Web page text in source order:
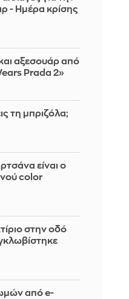
- Ημέρα κρίσης
αξεσουάρ από
Prada 2»
τη μπριζόλα;
είναι ο
color
στην οδό
από e-